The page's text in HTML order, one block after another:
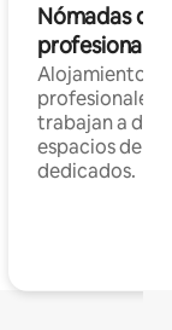
Nómadas
Alojamientos
profesionales
trabajan a
espacios de
dedicados.